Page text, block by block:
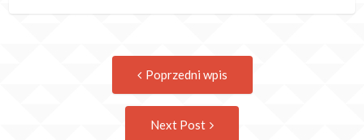
navigation
Poprzedni wpis
Next Post